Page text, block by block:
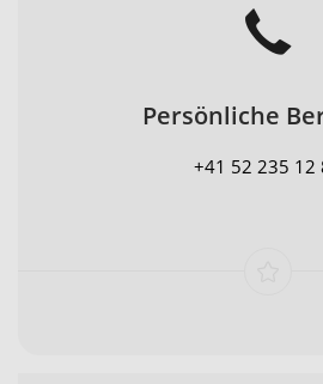
Persönliche
+41 52 235 12